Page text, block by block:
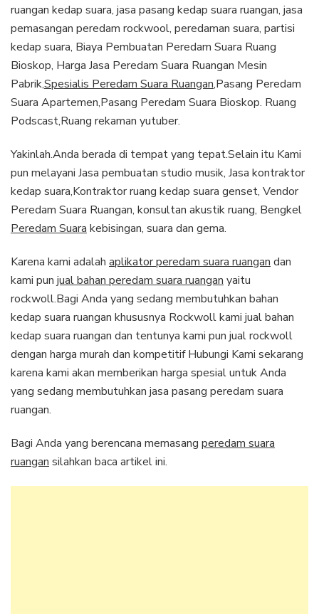
ruangan kedap suara, jasa pasang kedap suara ruangan, jasa
pemasangan peredam rockwool, peredaman suara, partisi
kedap suara, Biaya Pembuatan Peredam Suara Ruang
Bioskop, Harga Jasa Peredam Suara Ruangan Mesin
Pabrik,Spesialis Peredam Suara Ruangan,Pasang Peredam
Suara Apartemen,Pasang Peredam Suara Bioskop. Ruang
Podscast,Ruang rekaman yutuber.
Yakinlah.Anda berada di tempat yang tepat.Selain itu Kami
pun melayani Jasa pembuatan studio musik, Jasa kontraktor
kedap suara,Kontraktor ruang kedap suara genset, Vendor
Peredam Suara Ruangan, konsultan akustik ruang, Bengkel
Peredam Suara kebisingan, suara dan gema.
Karena kami adalah aplikator peredam suara ruangan dan
kami pun jual bahan peredam suara ruangan yaitu
rockwoll.Bagi Anda yang sedang membutuhkan bahan
kedap suara ruangan khususnya Rockwoll kami jual bahan
kedap suara ruangan dan tentunya kami pun jual rockwoll
dengan harga murah dan kompetitif Hubungi Kami sekarang
karena kami akan memberikan harga spesial untuk Anda
yang sedang membutuhkan jasa pasang peredam suara
ruangan.
Bagi Anda yang berencana memasang peredam suara
ruangan silahkan baca artikel ini.